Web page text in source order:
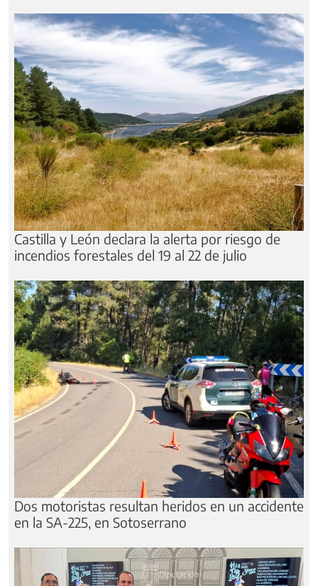
Castilla y León declara la alerta por riesgo de
incendios forestales del 19 al 22 de julio
Dos motoristas resultan heridos en un accidente
en la SA-225, en Sotoserrano